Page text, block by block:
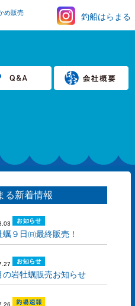
め販売 釣船はらまる
る新着情報
９日㈰最終販売！
岩牡蠣販売お知らせ